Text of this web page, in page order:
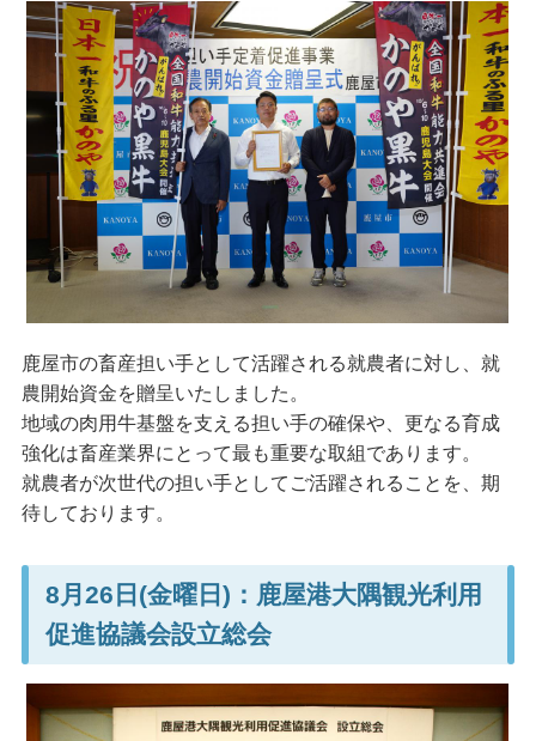
鹿屋市の畜産担い手として活躍される就農者に対し、就
農開始資金を贈呈いたしました。
地域の肉用牛基盤を支える担い手の確保や、更なる育成
強化は畜産業界にとって最も重要な取組であります。
就農者が次世代の担い手としてご活躍されることを、期
待しております。
8月26日(金曜日)：鹿屋港大隅観光利用
促進協議会設立総会